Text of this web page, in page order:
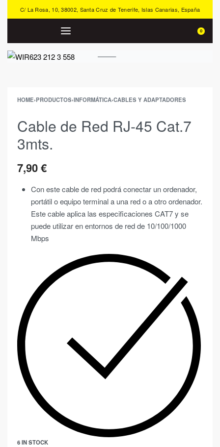
C/ La Rosa, 10, 38002, Santa Cruz de Tenerife, Islas Canarias, España
0
HOME›PRODUCTOS›INFORMÁTICA›CABLES Y ADAPTADORES
Cable de Red RJ-45 Cat.7
3mts.
7,90€
Con este cable de red podrá conectar un ordenador,
portátil o equipo terminal a una red o a otro ordenador.
Este cable aplica las especificaciones CAT7 y se
puede utilizar en entornos de red de 10/100/1000
Mbps
6 IN STOCK